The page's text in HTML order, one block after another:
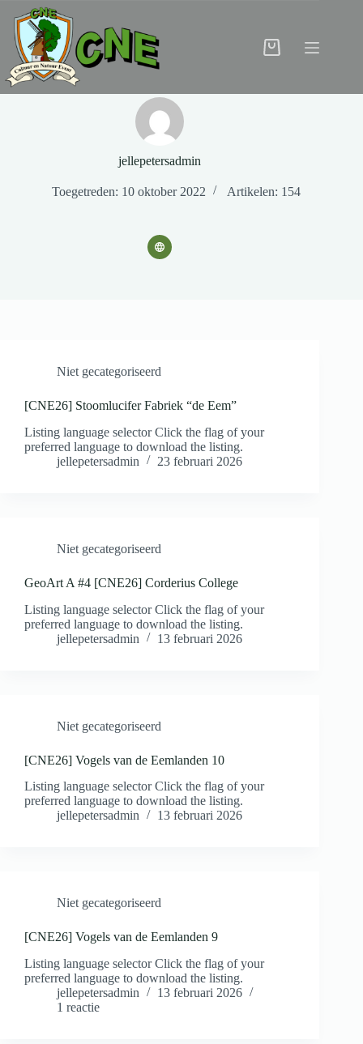
naar
inhoud
Winkelwagen
jellepetersadmin
Toegetreden: 10 oktober 2022 Artikelen: 154
Niet gecategoriseerd
[CNE26] Stoomlucifer Fabriek “de Eem”
Listing language selector Click the flag of your
preferred language to download the listing.
jellepetersadmin
23 februari 2026
Niet gecategoriseerd
GeoArt A #4 [CNE26] Corderius College
Listing language selector Click the flag of your
preferred language to download the listing.
jellepetersadmin
13 februari 2026
Niet gecategoriseerd
[CNE26] Vogels van de Eemlanden 10
Listing language selector Click the flag of your
preferred language to download the listing.
jellepetersadmin
13 februari 2026
Niet gecategoriseerd
[CNE26] Vogels van de Eemlanden 9
Listing language selector Click the flag of your
preferred language to download the listing.
jellepetersadmin
13 februari 2026
1 reactie